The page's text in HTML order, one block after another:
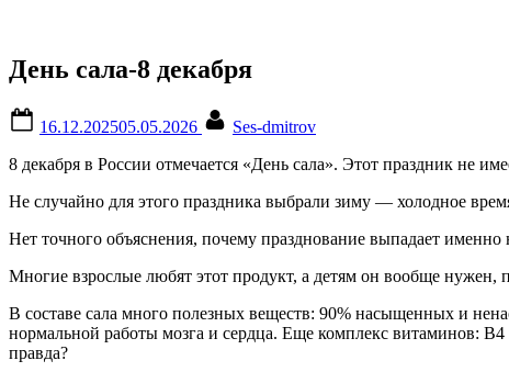
День сала-8 декабря
on
16.12.202505.05.2026
Ses-dmitrov
8 декабря в России отмечается «День сала». Этот праздник не
Не случайно для этого праздника выбрали зиму — холодное
Нет точного объяснения, почему празднование выпадает именно
Многие взрослые любят этот продукт, а детям он вообще нужен,
В составе сала много полезных веществ: 90% насыщенных и
нормальной работы мозга и сердца. Еще комплекс витаминов:
правда?